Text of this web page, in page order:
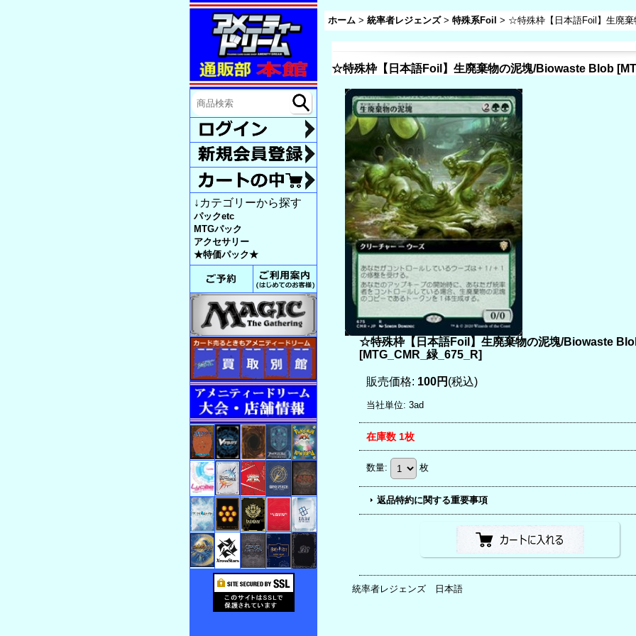
ホーム > 統率者レジェンズ > 特殊系Foil > ☆特殊枠【日本語Foil】生廃
↓カテゴリーから探す
パックetc
MTGパック
アクセサリー
★特価パック★
☆特殊枠【日本語Foil】生廃棄物の泥塊/Biowaste Blob [
☆特殊枠【日本語Foil】生廃棄物の泥塊/Biowaste
[MTG_CMR_緑_675_R]
販売価格: 100円 (税込)
当社単位: 3ad
在庫数 1枚
数量: 枚
返品特約に関する重要事項
統率者レジェンズ 日本語